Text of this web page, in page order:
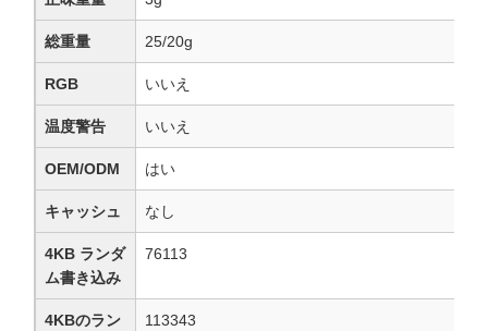
総重量 25/20g
RGB いいえ
温度警告 いいえ
OEM/ODM はい
キャッシュ なし
4KB ランダ
ム書き込み
76113
4KBのラン
113343